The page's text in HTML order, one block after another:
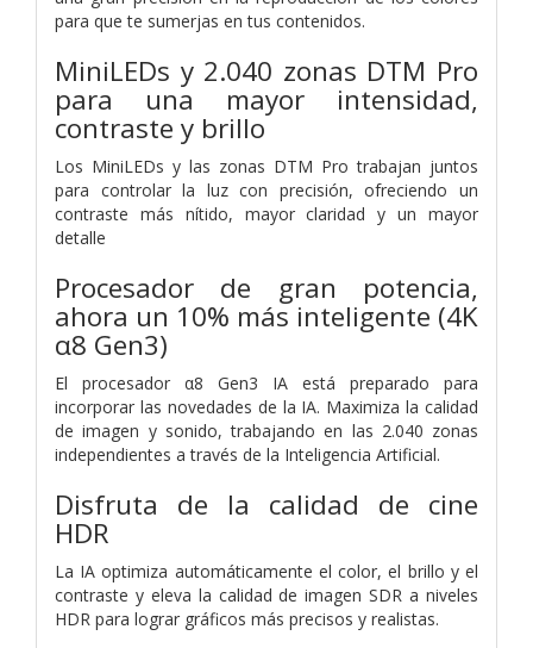
para que te sumerjas en tus contenidos.
MiniLEDs y 2.040 zonas DTM Pro
para una mayor intensidad,
contraste y brillo
Los MiniLEDs y las zonas DTM Pro trabajan juntos
para controlar la luz con precisión, ofreciendo un
contraste más nítido, mayor claridad y un mayor
detalle
Procesador de gran potencia,
ahora un 10% más inteligente (4K
α8 Gen3)
El procesador α8 Gen3 IA está preparado para
incorporar las novedades de la IA. Maximiza la calidad
de imagen y sonido, trabajando en las 2.040 zonas
independientes a través de la Inteligencia Artificial.
Disfruta de la calidad de cine
HDR
La IA optimiza automáticamente el color, el brillo y el
contraste y eleva la calidad de imagen SDR a niveles
HDR para lograr gráficos más precisos y realistas.